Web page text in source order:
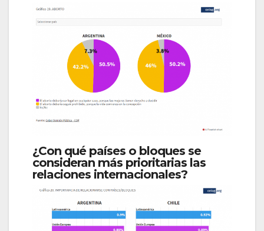
¿Con qué países o bloques se
consideran más prioritarias las
relaciones internacionales?